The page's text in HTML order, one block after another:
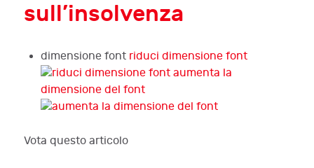
sull’insolvenza
dimensione font riduci dimensione font
aumenta la
dimensione del font
Vota questo articolo